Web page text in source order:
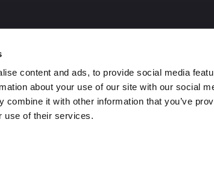
content and ads, to provide social media
about your use of our site with our social
combine it with other information that you’ve
use of their services.